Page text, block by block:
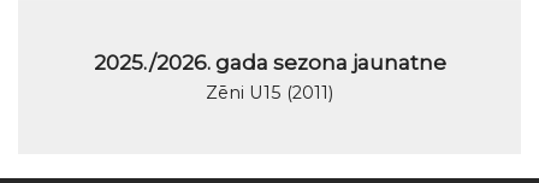
2025./2026. gada sezona jaunatne
Zēni U15 (2011)